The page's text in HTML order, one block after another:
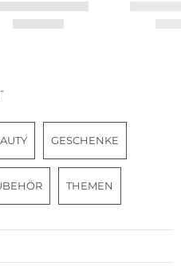
GESCHENKE
THEMEN